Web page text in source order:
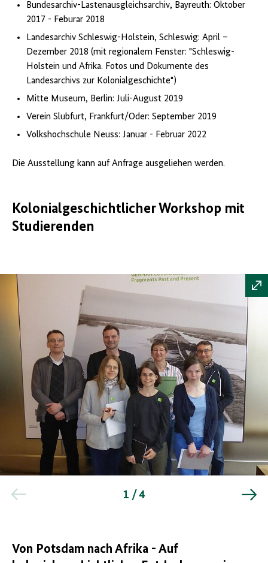
Bundesarchiv-Lastenausgleichsarchiv, Bayreuth: Oktober
2017 - Feburar 2018
Landesarchiv Schleswig-Holstein, Schleswig: April –
Dezember 2018 (mit regionalem Fenster: "Schleswig-
Holstein und Afrika. Fotos und Dokumente des
Landesarchivs zur Kolonialgeschichte")
Mitte Museum, Berlin: Juli-August 2019
Verein Slubfurt, Frankfurt/Oder: September 2019
Volkshochschule Neuss: Januar - Februar 2022
Die Ausstellung kann auf Anfrage ausgeliehen werden.
Kolonialgeschichtlicher Workshop mit
Studierenden
Ausstellung
Deutschen
1 / 4
Von Potsdam nach Afrika - Auf